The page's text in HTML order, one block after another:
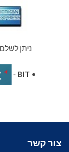
ניתן
•
BIT
-
צור קשר